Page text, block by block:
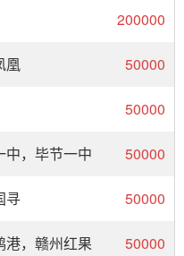
200000
凰 50000
50000
中，毕节一中 50000
寻 50000
港，赣州红果 50000